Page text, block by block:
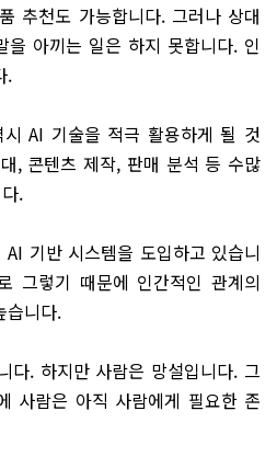
추천도 가능합니다. 그러나 상대
을 아끼는 일은 하지 못합니다. 인
.
AI 기술을 적극 활용하게 될 것
, 콘텐츠 제작, 판매 분석 등 수많
.
기반 시스템을 도입하고 있습니
그렇기 때문에 인간적인 관계의
습니다.
다. 하지만 사람은 망설입니다. 그
사람은 아직 사람에게 필요한 존